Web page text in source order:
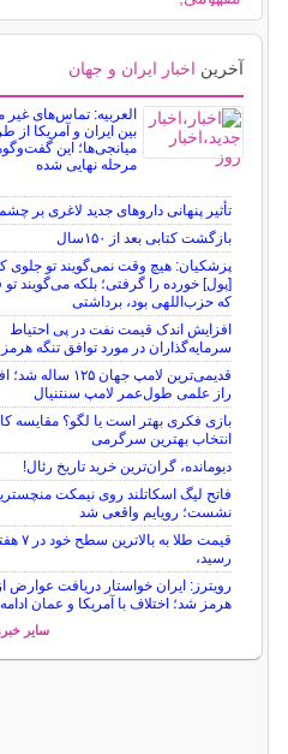
آخرین اخبار ایران و جهان
العربیه: تماس‌های غیر
بین ایران و آمریکا از
میانجی‌ها؛ این
مرحله نهایی شده
تأثیر پنهانی داروهای جدید لاغری بر
بازگشت کتابی بعد از ۱۵۰سال
پزشکیان: هیچ وقت نمی‌گویند تو
[پول] خورده را گرفتی؛ بلکه می‌گویند تو
که حزب‌اللهی بود، برداشتی
افزایش اندک قیمت نفت در پی احتیاط
سرمایه‌گذاران در مورد توافق تنگه هرمز
قدیمی‌ترین لامپ جهان ۱۲۵
راز علمی طول‌عمر لامپ سنتنیال
بازی فکری بهتر است یا لگو؟ مقایسه
انتخاب بهترین سرگرمی
دیومانده، گران‌ترین خرید تاریخ رئال!
فاتح لیگ اسکاتلند روی نیمکت
نشست؛ رویایم واقعی شد
قیمت طلا به
رسید،
رویترز: ایران خواستار دریافت عوارض
هرمز شد؛ اختلاف با آمریکا و عمان ادامه
سایر